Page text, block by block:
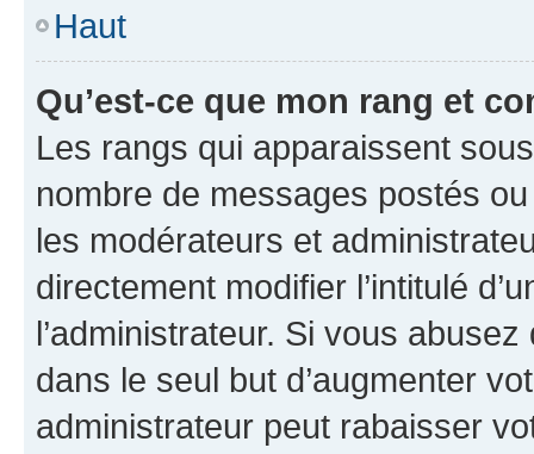
Haut
Qu’est-ce que mon rang et
Les rangs qui apparaissent
nombre de messages postés
les modérateurs et
directement modifier l’intitulé
l’administrateur. Si vous
dans le seul but d’augmenter
administrateur peut rabaisser